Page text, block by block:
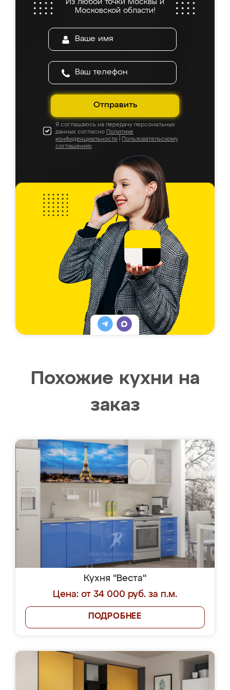
Из любой точки Москвы и
Московской области!
Отправить
Я соглашаюсь на передачу персональных
данных согласно Политике
конфиденциальности
Пользовательскому
соглашению
Похожие кухни на
заказ
Кухня "Веста"
Цена: от 34 000 руб. за п.м.
ПОДРОБНЕЕ